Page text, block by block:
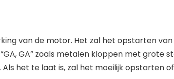
van de motor. Het zal het opstarten
GA” zoals metalen kloppen met grote
het te laat is, zal het moeilijk opstarten